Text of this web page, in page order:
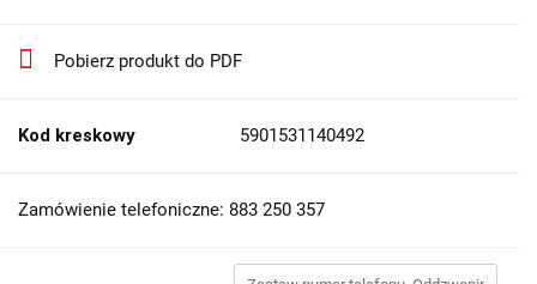
Pobierz produkt do PDF
Kod kreskowy 5901531140492
Zamówienie telefoniczne: 883 250 357